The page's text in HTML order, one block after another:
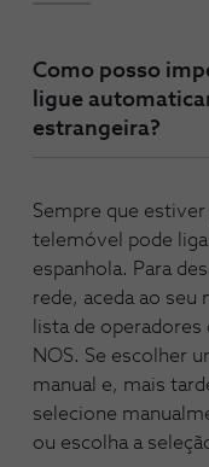
Como posso
ligue
estrangeira?
Sempre que
telemóvel pode
espanhola. Para
rede, aceda ao seu
lista de
NOS. Se escolher
manual e, mais
selecione
ou escolha a